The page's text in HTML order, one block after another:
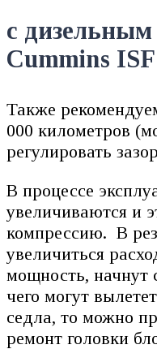
с дизельным
Cummins
Также
000 километров
регулировать
В процессе
увеличиваются и
компрессию. В
увеличиться
мощность, начнут
чего могут
седла, то можно
ремонт головки